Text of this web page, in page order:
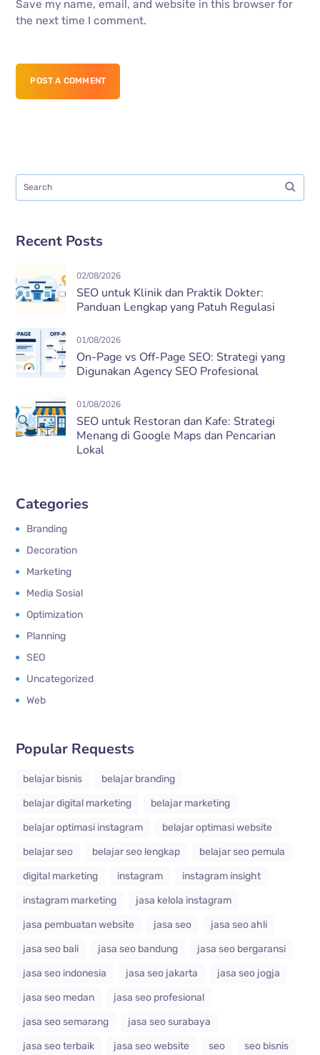
Save my name, email, and website in this browser for
the next time I comment.
POST A COMMENT
Recent Posts
02/08/2026
SEO untuk Klinik dan Praktik Dokter:
Panduan Lengkap yang Patuh Regulasi
01/08/2026
On-Page vs Off-Page SEO: Strategi yang
Digunakan Agency SEO Profesional
01/08/2026
SEO untuk Restoran dan Kafe: Strategi
Menang di Google Maps dan Pencarian
Lokal
Categories
Branding
Decoration
Marketing
Media Sosial
Optimization
Planning
SEO
Uncategorized
Web
Popular Requests
belajar bisnis
belajar branding
belajar digital marketing
belajar marketing
belajar optimasi instagram
belajar optimasi website
belajar seo
belajar seo lengkap
belajar seo pemula
digital marketing
instagram
instagram insight
instagram marketing
jasa kelola instagram
jasa pembuatan website
jasa seo
jasa seo ahli
jasa seo bali
jasa seo bandung
jasa seo bergaransi
jasa seo indonesia
jasa seo jakarta
jasa seo jogja
jasa seo medan
jasa seo profesional
jasa seo semarang
jasa seo surabaya
jasa seo terbaik
jasa seo website seo
seo bisnis